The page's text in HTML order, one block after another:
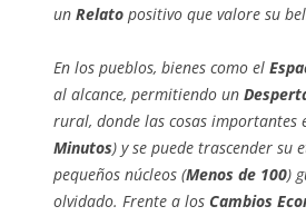
un Relato positivo que valore su
En los pueblos, bienes como el
al alcance, permitiendo un
rural, donde las cosas importantes
Minutos) y se puede trascender su
pequeños núcleos (Menos de 100)
olvidado. Frente a los Cambios